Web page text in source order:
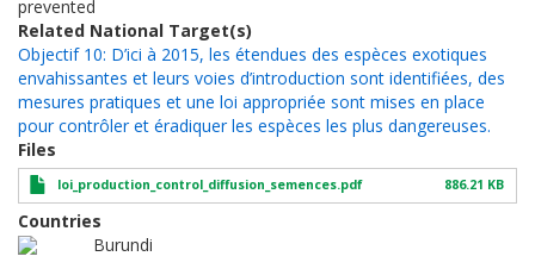
prevented
Related National Target(s)
Objectif 10: D’ici à 2015, les étendues des espèces exotiques
envahissantes et leurs voies d’introduction sont identifiées, des
mesures pratiques et une loi appropriée sont mises en place
pour contrôler et éradiquer les espèces les plus dangereuses.
Files
loi_production_control_diffusion_semences.pdf 886.21 KB
Countries
Burundi